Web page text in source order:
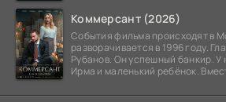
Коммерсант (2026)
События фильма происходят в
разворачивается в 1996 году.
Рубанов. Он успешный банкир. У
Ирма и маленький ребёнок.